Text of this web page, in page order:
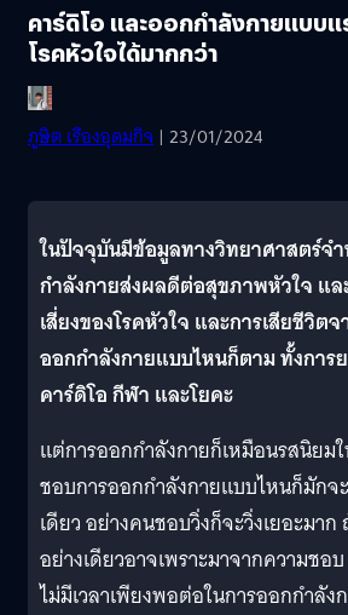
คาร์ดิโอ และออกกำลังกายแบบ
โรคหัวใจได้มากกว่า
ภูษิต เรืองอุดมกิจ | 23/01/2024
ในปัจจุบันมีข้อมูลทางวิทยาศาสตร์จ
กำลังกายส่งผลดีต่อสุขภาพหัวใจ แ
เสี่ยงของโรคหัวใจ และการเสียชีวิต
ออกกำลังกายแบบไหนก็ตาม ทั้งการ
คาร์ดิโอ กีฬา และโยคะ
แต่การออกกำลังกายก็เหมือนรสนิยม
ชอบการออกกำลังกายแบบไหนก็มัก
เดียว อย่างคนชอบวิ่งก็จะวิ่งเยอะมา
อย่างเดียวอาจเพราะมาจากความชอ
ไม่มีเวลาเพียงพอต่อในการออกกำลั